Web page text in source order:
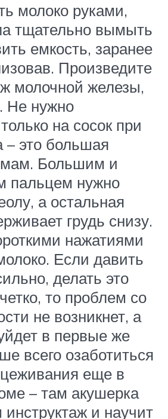
молоко руками,
тщательно вымыть
емкость, заранее
Произведите
молочной железы,
Не нужно
на сосок при
– это большая
Большим и
пальцем нужно
а остальная
грудь снизу.
нажатиями
Если давить
делать это
то проблем со
не возникнет, а
в первые же
всего озаботиться
еще в
– там акушерка
и научит